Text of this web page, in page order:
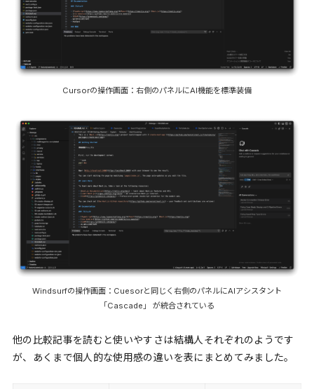
Cursorの操作画面：右側のパネルにAI機能を標準装備
Windsurfの操作画面：Cuesorと同じく右側のパネルにAIアシスタント
「Cascade」 が統合されている
他の比較記事を読むと使いやすさは結構人それぞれのようです
が、あくまで個人的な使用感の違いを表にまとめてみました。